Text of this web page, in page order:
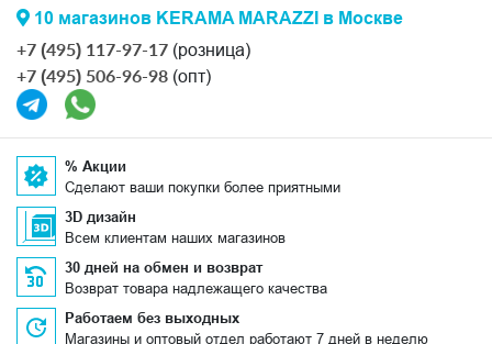
10 магазинов KERAMA MARAZZI в Москве
+7 (495) 117-97-17 (розница)
+7 (495) 506-96-98 (опт)
% Акции
Сделают ваши покупки более приятными
3D дизайн
Всем клиентам наших магазинов
30 дней на обмен и возврат
Возврат товара надлежащего качества
Работаем без выходных
Магазины и оптовый отдел работают 7 дней в неделю